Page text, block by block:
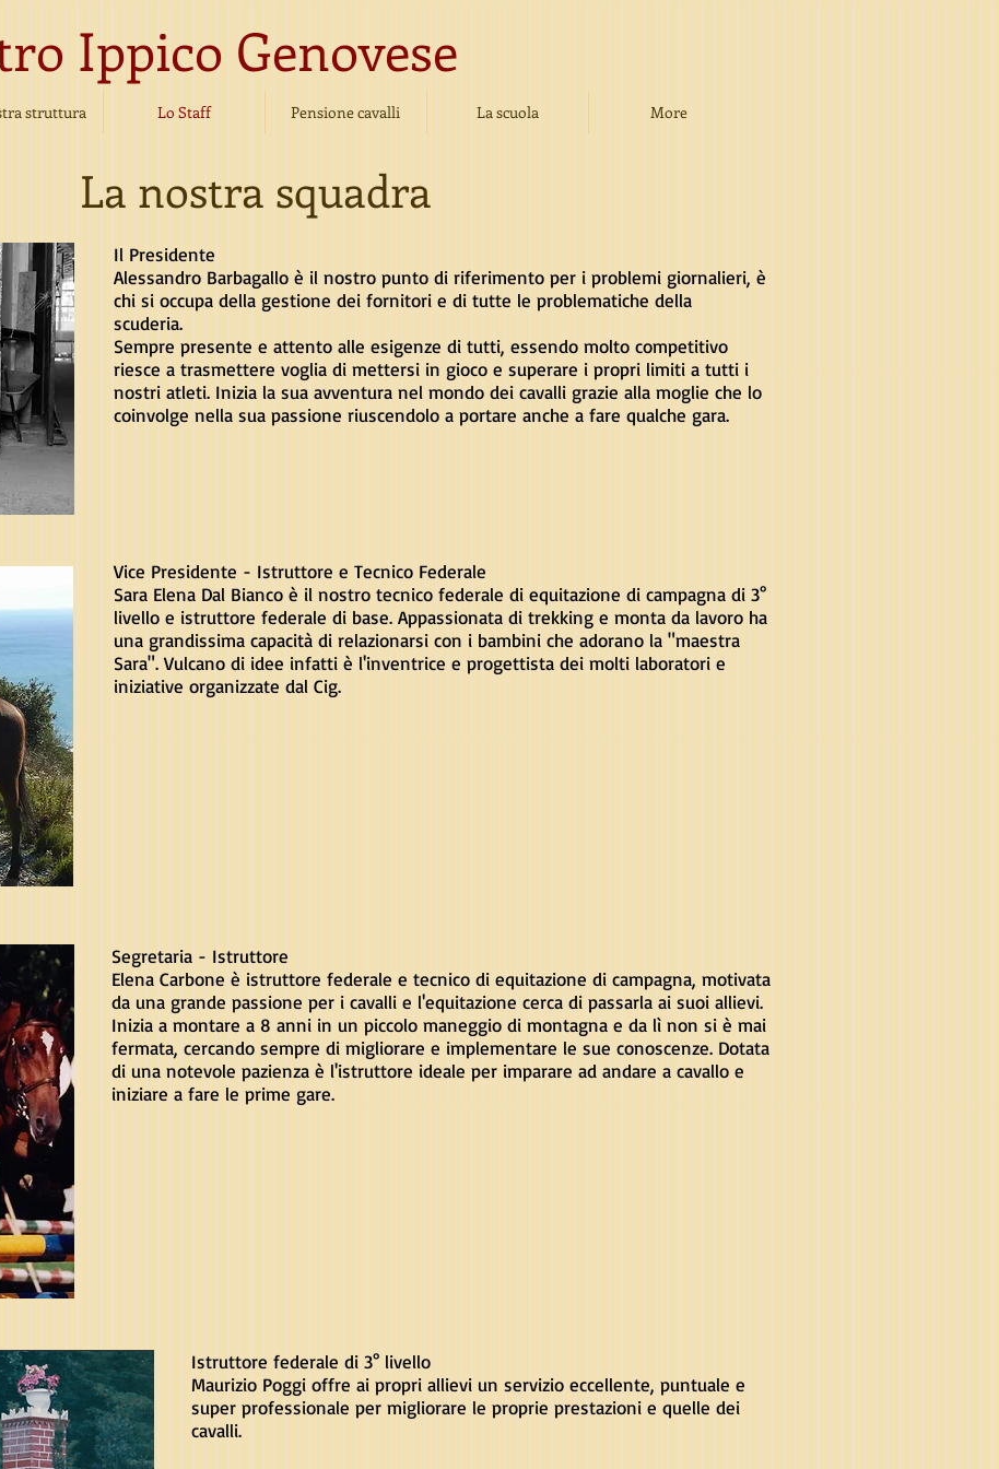
struttura Lo Staff Pensione cavalli La scuola More
Ippico Genovese
La nostra squadra
Il Presidente
Alessandro Barbagallo è il nostro punto di riferimento per i problemi giornalieri, è
chi si occupa della gestione dei fornitori e di tutte le problematiche della
scuderia.
Sempre presente e attento alle esigenze di tutti, essendo molto competitivo
riesce a trasmettere voglia di mettersi in gioco e superare i propri limiti a tutti i
nostri atleti. Inizia la sua avventura nel mondo dei cavalli grazie alla moglie che lo
coinvolge nella sua passione riuscendolo a portare anche a fare qualche gara.
Vice Presidente - Istruttore e Tecnico Federale
Sara Elena Dal Bianco è il nostro tecnico federale di equitazione di campagna di 3°
livello e istruttore federale di base. Appassionata di trekking e monta da lavoro ha
una grandissima capacità di relazionarsi con i bambini che adorano la "maestra
Sara". Vulcano di idee infatti è l'inventrice e progettista dei molti laboratori e
iniziative organizzate dal Cig.
Segretaria - Istruttore
Elena Carbone è istruttore federale e tecnico di equitazione di campagna, motivata
da una grande passione per i cavalli e l'equitazione cerca di passarla ai suoi allievi.
Inizia a montare a 8 anni in un piccolo maneggio di montagna e da lì non si è mai
fermata, cercando sempre di migliorare e implementare le sue conoscenze. Dotata
di una notevole pazienza è l'istruttore ideale per imparare ad andare a cavallo e
iniziare a fare le prime gare.
Istruttore federale di 3° livello
Maurizio Poggi offre ai propri allievi un servizio eccellente, puntuale e
super professionale per migliorare le proprie prestazioni e quelle dei
cavalli.